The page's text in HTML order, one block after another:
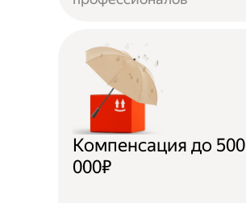
Компенсация до 500
000₽